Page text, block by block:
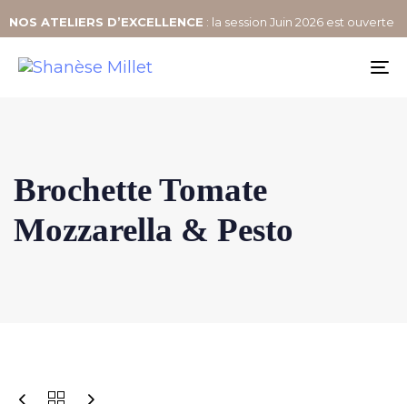
NOS ATELIERS D’EXCELLENCE : la session Juin 2026 est ouverte
Brochette Tomate
Mozzarella & Pesto